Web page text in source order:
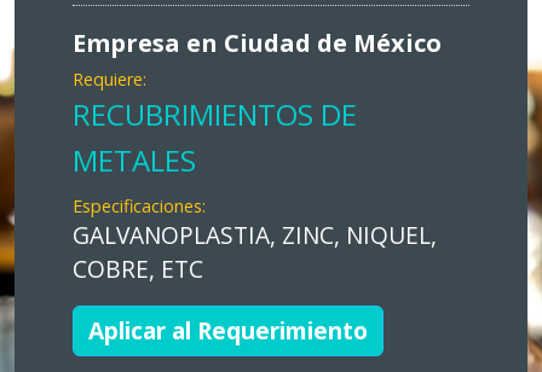
Empresa en Ciudad de México
Requiere:
RECUBRIMIENTOS DE
METALES
Especificaciones:
GALVANOPLASTIA, ZINC, NIQUEL,
COBRE, ETC
Aplicar al Requerimiento